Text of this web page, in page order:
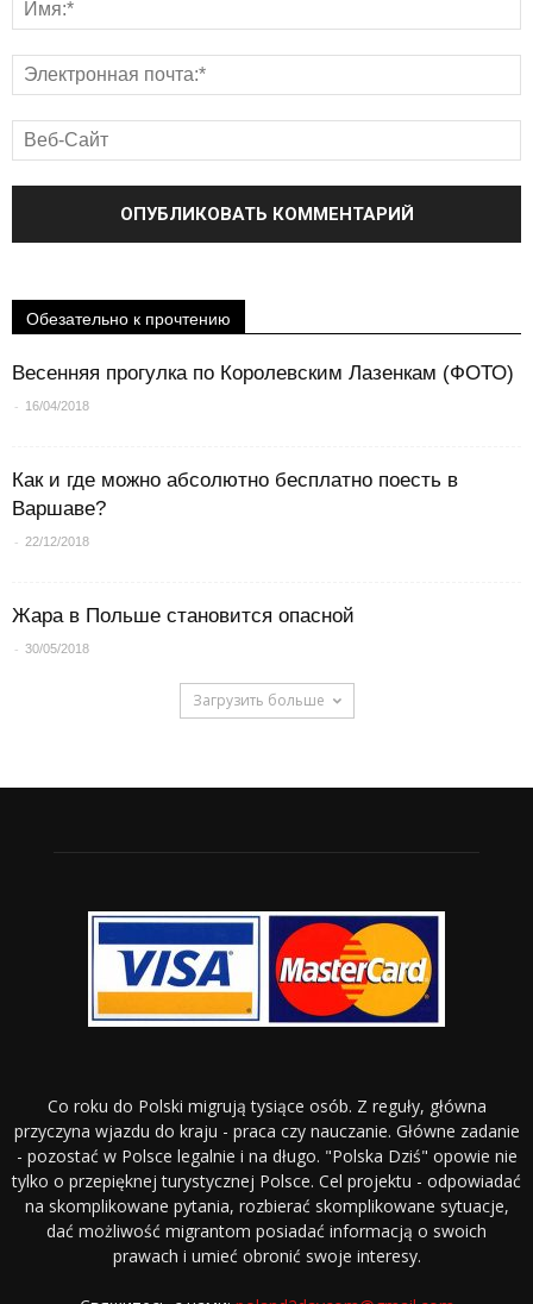
Обезательно к прочтению
Весенняя прогулка по Королевским Лазенкам (ФОТО)
- 16/04/2018
Как и где можно абсолютно бесплатно поесть в
Варшаве?
- 22/12/2018
Жара в Польше становится опасной
- 30/05/2018
Загрузить больше
Co roku do Polski migrują tysiące osób. Z reguły, główna
przyczyna wjazdu do kraju - praca czy nauczanie. Główne zadanie
- pozostać w Polsce legalnie i na długo. "Polska Dziś" opowie nie
tylko o przepięknej turystycznej Polsce. Cel projektu - odpowiadać
na skomplikowane pytania, rozbierać skomplikowane sytuacje,
dać możliwość migrantom posiadać informacją o swoich
prawach i umieć obronić swoje interesy.